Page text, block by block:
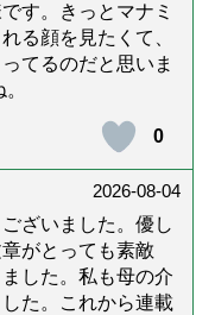
す。きっとマナミ
る顔を見たくて、
てるのだと思いま
0
2026-08-04
ざいました。優し
がとっても素敵
した。私も母の介
た。これから連載